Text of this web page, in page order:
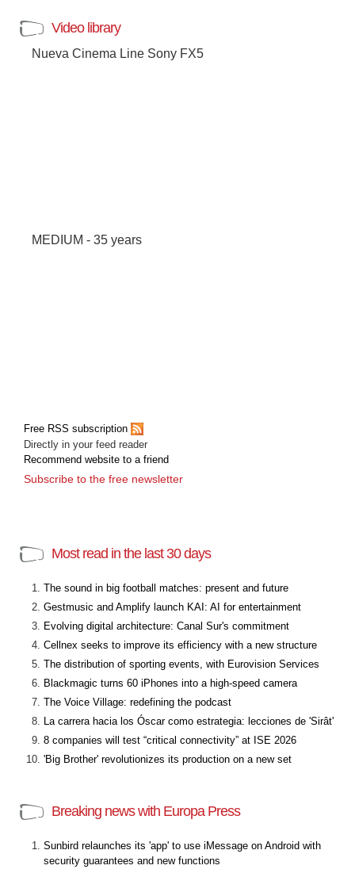
Video library
Nueva Cinema Line Sony FX5
MEDIUM - 35 years
Free RSS subscription
Directly in your feed reader
Recommend website to a friend
Subscribe to the free newsletter
Most read in the last 30 days
The sound in big football matches: present and future
Gestmusic and Amplify launch KAI: AI for entertainment
Evolving digital architecture: Canal Sur's commitment
Cellnex seeks to improve its efficiency with a new structure
The distribution of sporting events, with Eurovision Services
Blackmagic turns 60 iPhones into a high-speed camera
The Voice Village: redefining the podcast
La carrera hacia los Óscar como estrategia: lecciones de 'Sirât'
8 companies will test “critical connectivity” at ISE 2026
'Big Brother' revolutionizes its production on a new set
Breaking news with Europa Press
Sunbird relaunches its 'app' to use iMessage on Android with
security guarantees and new functions